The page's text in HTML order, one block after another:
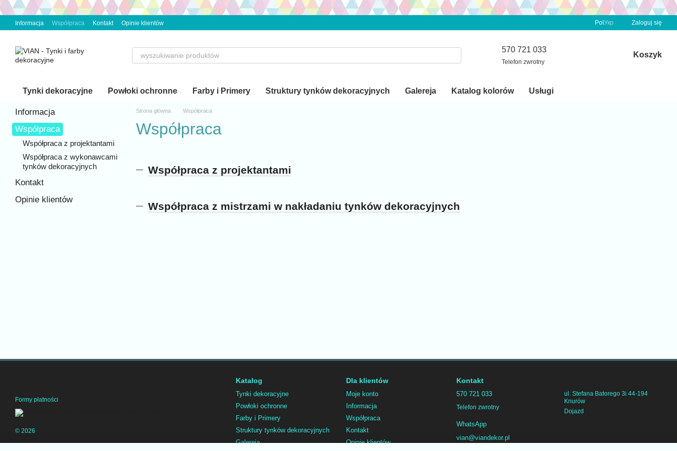
Przejdź do głównej treści
Informacja Współpraca Kontakt Opinie klientów Pol Укр Zaloguj się
570 721 033
Telefon zwrotny
Koszyk
Tynki dekoracyjne Powłoki ochronne Farby i Primery Struktury tynków dekoracyjnych Galereja Katalog kolorów Usługi
Strona główna Współpraca
Współpraca
Współpraca z projektantami
Współpraca z mistrzami w nakładaniu tynków dekoracyjnych
Informacja
Współpraca
Współpraca z projektantami
Współpraca z wykonawcami
tynków dekoracyjnych
Kontakt
Opinie klientów
Formy płatności
© 2026
Katalog
Tynki dekoracyjne
Powłoki ochronne
Farby i Primery
Struktury tynków dekoracyjnych
Galereja
Dla klientów
Moje konto
Informacja
Współpraca
Kontakt
Opinie klientów
Kontakt
570 721 033
Telefon zwrotny
WhatsApp
vian@viandekor.pl
ul. Stefana Batorego 3i 44-194
Knurów
Dojazd